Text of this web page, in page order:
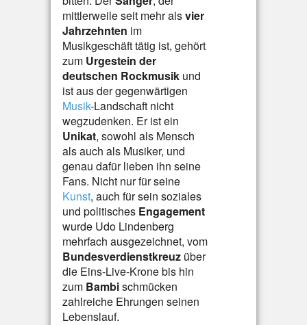
mittlerweile seit mehr alsvier
Jahrzehnten im
Musikgeschäft tätig ist, gehört
zum Urgestein der
deutschen Rockmusik und
ist aus der gegenwärtigen
Musik-Landschaft nicht
wegzudenken. Er ist ein
Unikat, sowohl als Mensch
als auch als Musiker, und
genau dafür lieben ihn seine
Fans. Nicht nur für seine
Kunst, auch für sein soziales
und politisches Engagement
wurde Udo Lindenberg
mehrfach ausgezeichnet, vom
Bundesverdienstkreuz über
die Eins-Live-Krone bis hin
zum Bambischmücken
zahlreiche Ehrungen seinen
Lebenslauf.